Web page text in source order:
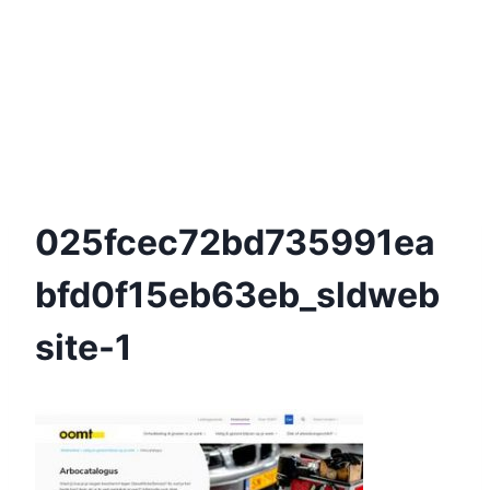
025fcec72bd735991ea
Bfd0f15eb63eb_sldweb
Site-1